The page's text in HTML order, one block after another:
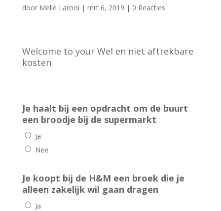
door Melle Larooi | mrt 6, 2019 | 0 Reacties
Welcome to your Wel en niet aftrekbare
kosten
Je haalt bij een opdracht om de buurt
een broodje bij de supermarkt
Ja
Nee
Je koopt bij de H&M een broek die je
alleen zakelijk wil gaan dragen
Ja